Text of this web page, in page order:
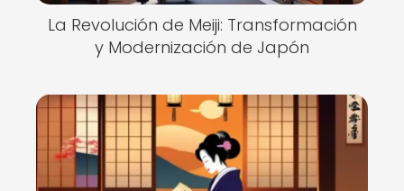
La Revolución de Meiji: Transformación
y Modernización de Japón